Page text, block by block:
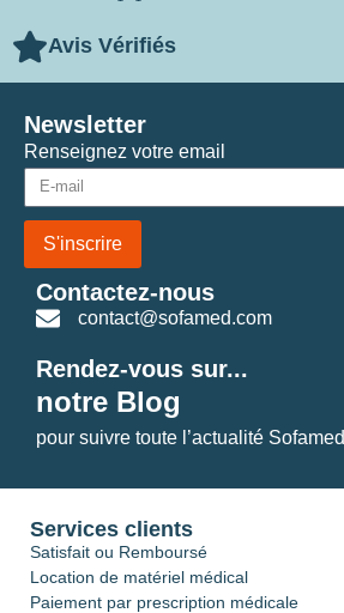
Avis Vérifiés
Renseignez votre email
S'inscrire
Newsletter
Contactez-nous
contact@sofamed.com
Rendez-vous sur...
notre Blog
pour suivre toute l’actualité Sofamed
Services clients
Satisfait ou Remboursé
Location de matériel médical
Paiement par prescription médicale